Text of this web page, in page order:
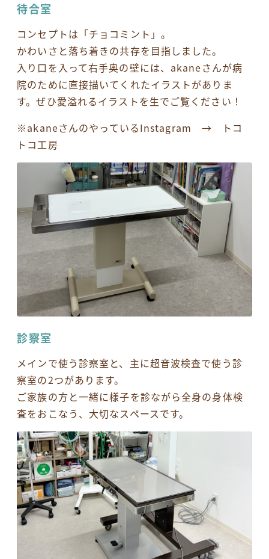
待合室
コンセプトは「チョコミント」。
かわいさと落ち着きの共存を目指しました。
入り口を入って右手奥の壁には、akaneさんが病
院のために直接描いてくれたイラストがありま
す。ぜひ愛溢れるイラストを生でご覧ください！
※akaneさんのやっているInstagram →
トコ
トコ工房
診察室
メインで使う診察室と、主に超音波検査で使う診
察室の2つがあります。
ご家族の方と一緒に様子を診ながら全身の身体検
査をおこなう、大切なスペースです。